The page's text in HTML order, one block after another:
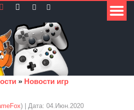
» Новости игр
) | Дата: 04.Июн.2020